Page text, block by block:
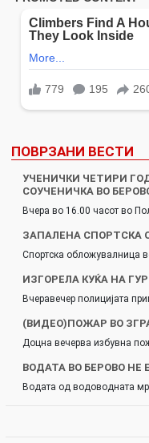
ПОВРЗАНИ ВЕСТИ
УЧЕНИЧКИ ЧЕТИРИ
СОУЧЕНИЧКА ВО
Вчера во 16.00 часот во
ЗАПАЛЕНА СПОРТСКА
Спортска обложувалница
ИЗГОРЕЛА КУЌА НА
Вчеравечер полицијата
(ВИДЕО)ПОЖАР ВО
Доцна вечерва избувна
ВОДАТА ВО БЕРОВО НЕ
Водата од водоводната